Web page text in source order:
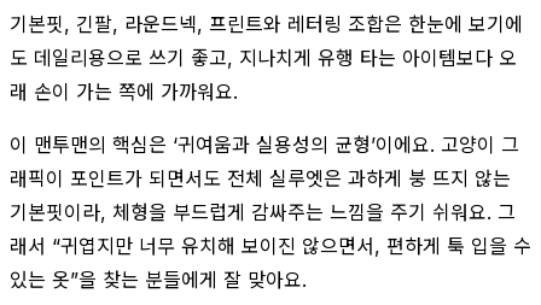
기본핏, 긴팔, 라운드넥, 프린트와 레터링 조합은 한눈에 보기에
도 데일리용으로 쓰기 좋고, 지나치게 유행 타는 아이템보다 오
래 손이 가는 쪽에 가까워요.
이 맨투맨의 핵심은 ‘귀여움과 실용성의 균형’이에요. 고양이 그
래픽이 포인트가 되면서도 전체 실루엣은 과하게 붕 뜨지 않는
기본핏이라, 체형을 부드럽게 감싸주는 느낌을 주기 쉬워요. 그
래서 “귀엽지만 너무 유치해 보이진 않으면서, 편하게 툭 입을 수
있는 옷”을 찾는 분들에게 잘 맞아요.